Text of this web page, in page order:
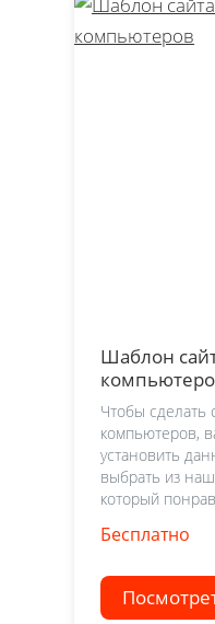
Шаблон
Чтобы сделать
компьютеров,
установить
выбрать из
который
Бесплатно